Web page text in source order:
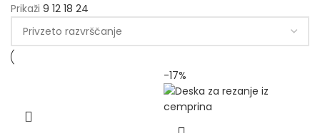
Prikaži 9 12 18 24
-17%